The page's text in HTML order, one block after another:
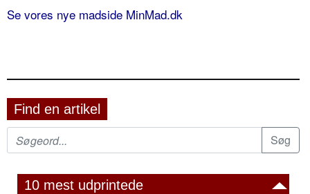
Se vores nye madside MinMad.dk
Find en artikel
10 mest udprintede